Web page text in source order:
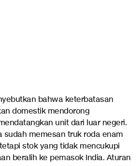
bahwa keterbatasan
domestik mendorong
unit dari luar negeri.
sudah memesan truk roda enam
stok yang tidak mencukupi
beralih ke pemasok India. Aturan